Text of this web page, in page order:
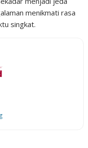
menikmati rasa
singkat.